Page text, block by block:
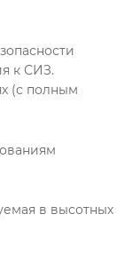
к СИЗ.
(с полным
в высотных